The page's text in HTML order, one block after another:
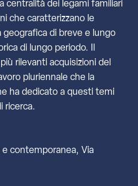
centralità dei legami familiari
che caratterizzano le
di breve e lungo
di lungo periodo. Il
rilevanti acquisizioni del
pluriennale che la
ha dedicato a questi temi
ricerca.
contemporanea, Via